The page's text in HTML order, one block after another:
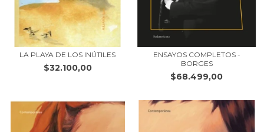
LA PLAYA DE LOS INÚTILES
$32.100,00
ENSAYOS COMPLETOS -
BORGES
$68.499,00